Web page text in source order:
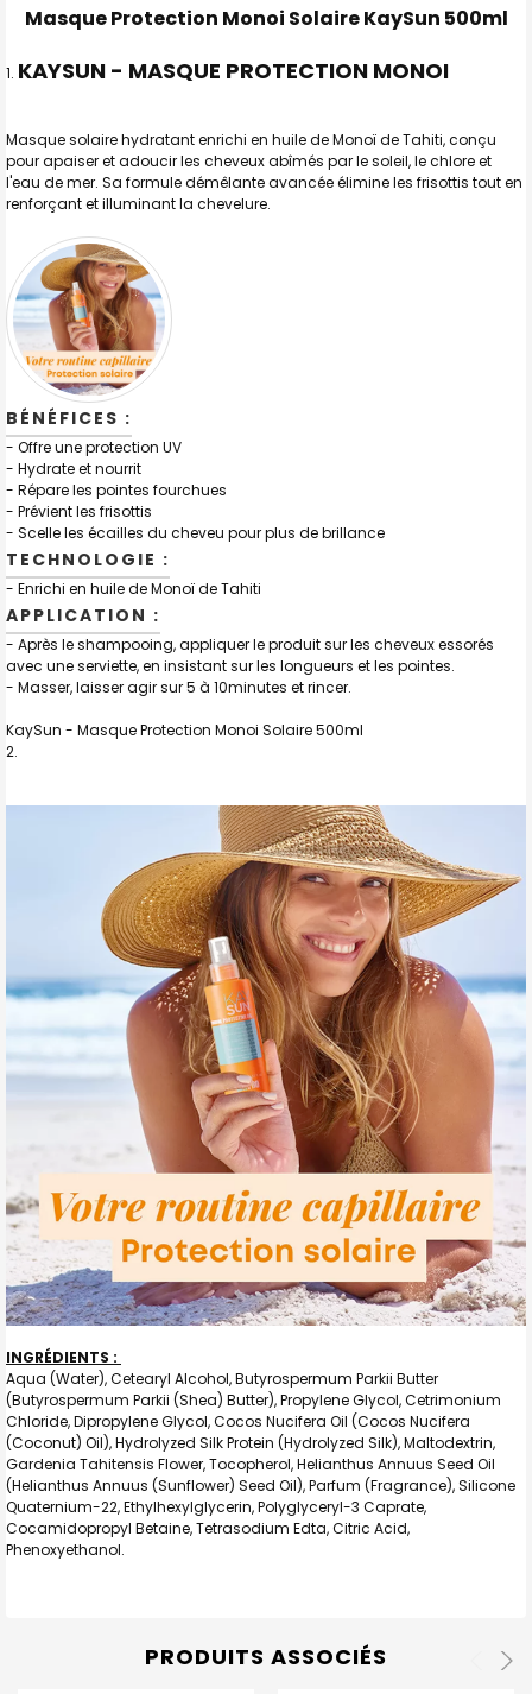
ENSEMBLE
J'AJOUTE
LA
SÉLECTION
AU PANIER
Masque Protection Monoi Solaire KaySun 500ml
KAYSUN - MASQUE PROTECTION MONOI
Masque solaire hydratant enrichi en huile de Monoï de Tahiti, conçu
pour apaiser et adoucir les cheveux abîmés par le soleil, le chlore et
l'eau de mer. Sa formule démêlante avancée élimine les frisottis tout en
renforçant et illuminant la chevelure.
BÉNÉFICES :
- Offre une protection UV
- Hydrate et nourrit
- Répare les pointes fourchues
- Prévient les frisottis
- Scelle les écailles du cheveu pour plus de brillance
TECHNOLOGIE :
- Enrichi en huile de Monoï de Tahiti
APPLICATION :
- Après le shampooing, appliquer le produit sur les cheveux essorés
avec une serviette, en insistant sur les longueurs et les pointes.
- Masser, laisser agir sur 5 à 10minutes et rincer.
KaySun - Masque Protection Monoi Solaire 500ml
INGRÉDIENTS :
Aqua (Water), Cetearyl Alcohol, Butyrospermum Parkii Butter
(Butyrospermum Parkii (Shea) Butter), Propylene Glycol, Cetrimonium
Chloride, Dipropylene Glycol, Cocos Nucifera Oil (Cocos Nucifera
(Coconut) Oil), Hydrolyzed Silk Protein (Hydrolyzed Silk), Maltodextrin,
Gardenia Tahitensis Flower, Tocopherol, Helianthus Annuus Seed Oil
(Helianthus Annuus (Sunflower) Seed Oil), Parfum (Fragrance), Silicone
Quaternium-22, Ethylhexylglycerin, Polyglyceryl-3 Caprate,
Cocamidopropyl Betaine, Tetrasodium Edta, Citric Acid,
Phenoxyethanol.
PRODUITS ASSOCIÉS